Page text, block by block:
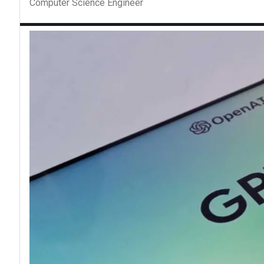
Computer Science Engineer